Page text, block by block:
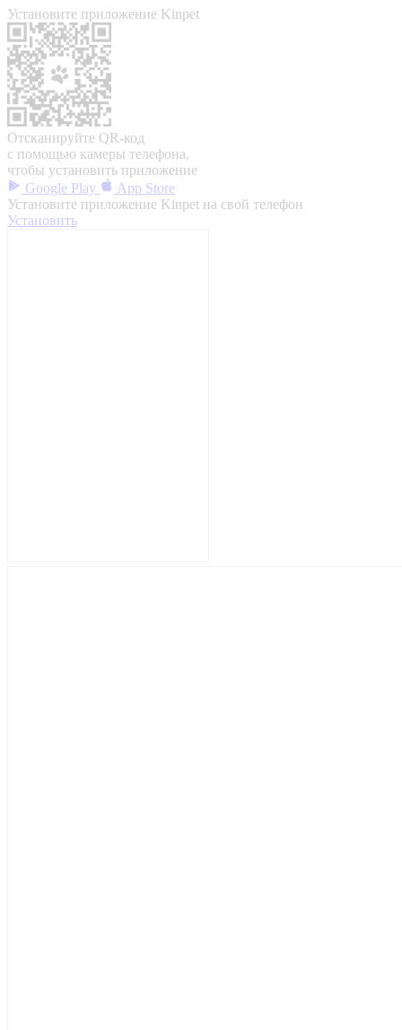
Установите приложение Kinpet
Отсканируйте QR-код
с помощью камеры телефона,
чтобы установить приложение
Google Play
App Store
Установите приложение Kinpet на свой телефон
Установить